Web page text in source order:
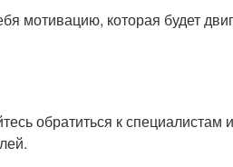
мотивацию, которая будет
обратиться к специалистам